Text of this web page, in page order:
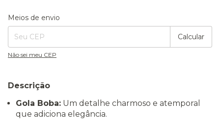
Entregas para o CEP:
Meios de envio
Calcular
Não sei meu CEP
Descrição
Gola Boba: Um detalhe charmoso e atemporal
que adiciona elegância.